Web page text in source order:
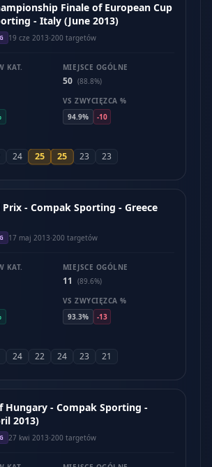
Finale of European Cup
- Italy (June 2013)
19 cze 2013·200 targetów
KAT. MIEJSCE OGÓLNE
50 (88.8%)
VS ZWYCIĘZCA %
94.9%
-10
24 25 25 23 23
Prix - Compak Sporting - Greece
17 maj 2013·200 targetów
KAT. MIEJSCE OGÓLNE
11
(89.6%)
VS ZWYCIĘZCA %
93.3%
-13
24 22 24 23 21
Hungary - Compak Sporting -
2013)
27 kwi 2013·200 targetów